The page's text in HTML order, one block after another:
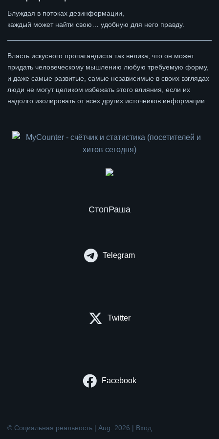
Блуждая в потоках дезинформации,
каждый может найти свою… удобную для него правду.
Власть искусного пропагандиста так велика, что он может
придать человеческому мышлению любую требуемую форму,
и даже самые развитые, самые независимые в своих взглядах
люди не могут целиком избежать этого влияния, если их
надолго изолировать от всех других источников информации.
СтопРаша
Telegram
Twitter
Facebook
© Социальная реальность | Aug. 2026 | Вход